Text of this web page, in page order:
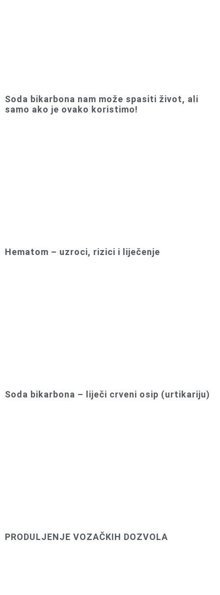
Soda bikarbona nam može spasiti život, ali
samo ako je ovako koristimo!
Hematom – uzroci, rizici i liječenje
Soda bikarbona – liječi crveni osip (urtikariju)
PRODULJENJE VOZAČKIH DOZVOLA